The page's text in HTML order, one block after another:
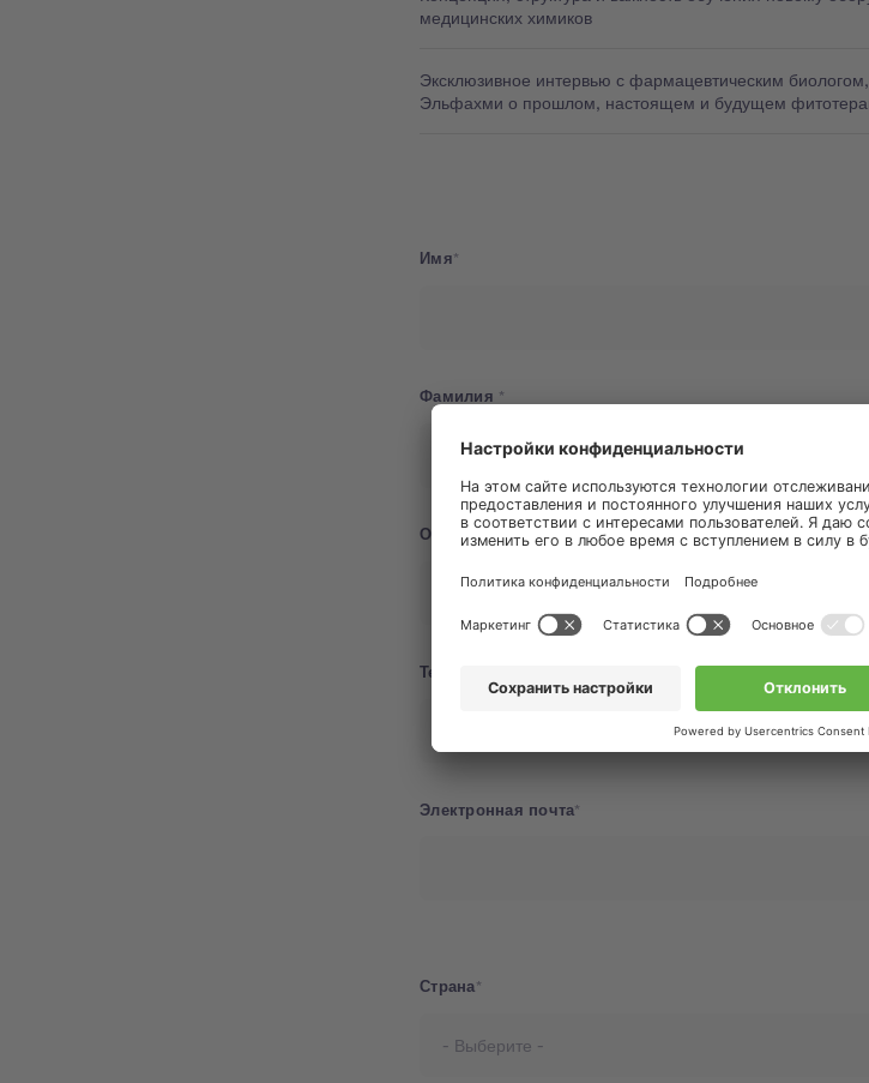
медицинских химиков
Эксклюзивное интервью с фармацевтическим
Эльфахми о прошлом, настоящем и будущем
Имя
Фамилия
Организация
Телефон
Электронная почта
Страна